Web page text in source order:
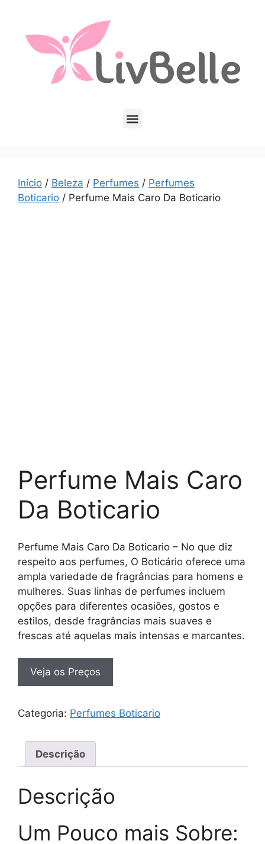
Início / Beleza / Perfumes / Perfumes
Boticario / Perfume Mais Caro Da Boticario
Perfume Mais Caro
Da Boticario
Perfume Mais Caro Da Boticario – No que diz
respeito aos perfumes, O Boticário oferece uma
ampla variedade de fragrâncias para homens e
mulheres. Suas linhas de perfumes incluem
opções para diferentes ocasiões, gostos e
estilos, desde fragrâncias mais suaves e
frescas até aquelas mais intensas e marcantes.
Veja os Preços
Categoria: Perfumes Boticario
Descrição
Descrição
Um Pouco mais Sobre: